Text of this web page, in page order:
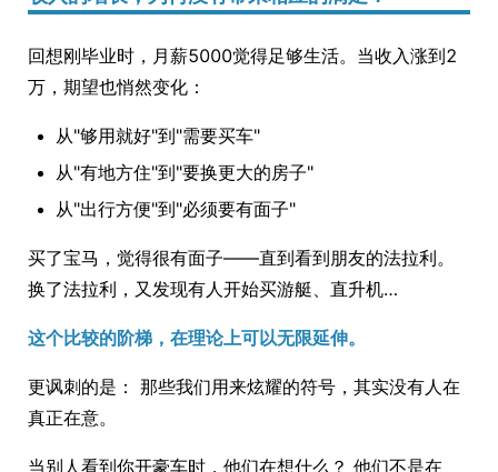
回想刚毕业时，月薪5000觉得足够生活。当收入涨到2
万，期望也悄然变化：
从"够用就好"到"需要买车"
从"有地方住"到"要换更大的房子"
从"出行方便"到"必须要有面子"
买了宝马，觉得很有面子——直到看到朋友的法拉利。
换了法拉利，又发现有人开始买游艇、直升机…
这个比较的阶梯，在理论上可以无限延伸。
更讽刺的是： 那些我们用来炫耀的符号，其实没有人在
真正在意。
当别人看到你开豪车时，他们在想什么？ 他们不是在